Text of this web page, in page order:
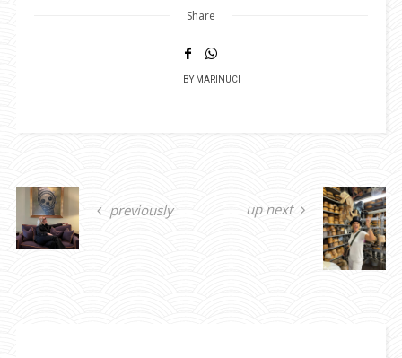
Share
BYMARINUCI
previously up next